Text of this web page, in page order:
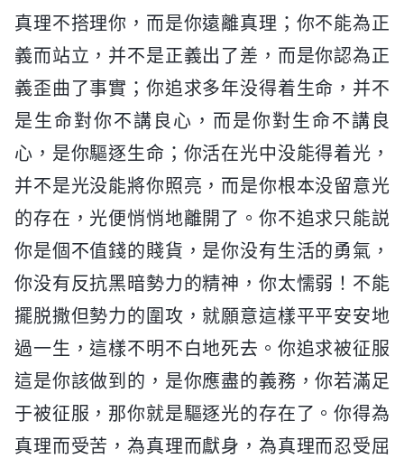
真理不搭理你，而是你遠離真理；你不能為正
義而站立，并不是正義出了差，而是你認為正
義歪曲了事實；你追求多年没得着生命，并不
是生命對你不講良心，而是你對生命不講良
心，是你驅逐生命；你活在光中没能得着光，
并不是光没能將你照亮，而是你根本没留意光
的存在，光便悄悄地離開了。你不追求只能説
你是個不值錢的賤貨，是你没有生活的勇氣，
你没有反抗黑暗勢力的精神，你太懦弱！不能
擺脱撒但勢力的圍攻，就願意這樣平平安安地
過一生，這樣不明不白地死去。你追求被征服
這是你該做到的，是你應盡的義務，你若滿足
于被征服，那你就是驅逐光的存在了。你得為
真理而受苦，為真理而獻身，為真理而忍受屈